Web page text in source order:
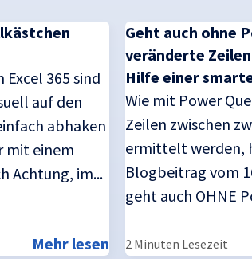
365 sind
auf den
abhaken
mit einem
Achtung, im...
Mehr lesen
Geht auch ohne
veränderte
Hilfe einer
Wie mit Power
Zeilen zwischen
ermittelt werden,
Blogbeitrag vom
geht auch OHNE
2 Minuten Lesezeit